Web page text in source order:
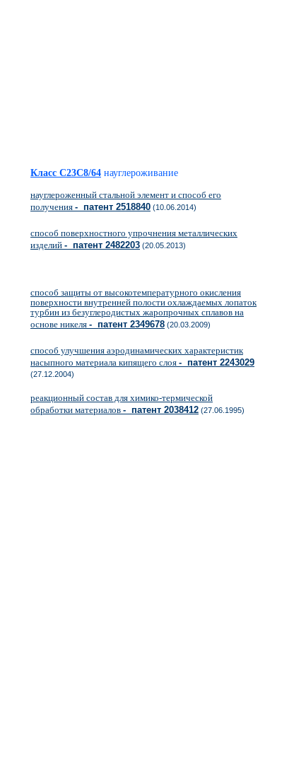
Класс C23C8/64 науглероживание
науглероженный стальной элемент и способ его
получения - патент 2518840 (10.06.2014)
способ поверхностного упрочнения металлических
изделий - патент 2482203 (20.05.2013)
способ защиты от высокотемпературного окисления
поверхности внутренней полости охлаждаемых лопаток
турбин из безуглеродистых жаропрочных сплавов на
основе никеля - патент 2349678 (20.03.2009)
способ улучшения аэродинамических характеристик
насыпного материала кипящего слоя - патент 2243029
(27.12.2004)
реакционный состав для химико-термической
обработки материалов - патент 2038412 (27.06.1995)